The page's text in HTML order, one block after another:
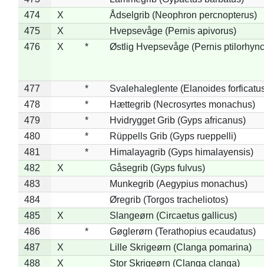
474
X
Ådselgrib (Neophron percnopterus)
475
X
Hvepsevåge (Pernis apivorus)
476
X * Østlig Hvepsevåge (Pernis
477 *
Svalehaleglente (Elanoides
478
*
Hættegrib (Necrosyrtes monachus)
479
*
Hvidrygget Grib (Gyps africanus)
480
*
Rüppells Grib (Gyps rueppelli)
481
*
Himalayagrib (Gyps himalayensis)
482
X
Gåsegrib (Gyps fulvus)
483
Munkegrib (Aegypius monachus)
484
Øregrib (Torgos tracheliotos)
485
X
Slangeørn (Circaetus gallicus)
486
*
Gøglerørn (Terathopius ecaudatus)
487
X
Lille Skrigeørn (Clanga pomarina)
488
X Stor Skrigeørn (Clanga clanga)